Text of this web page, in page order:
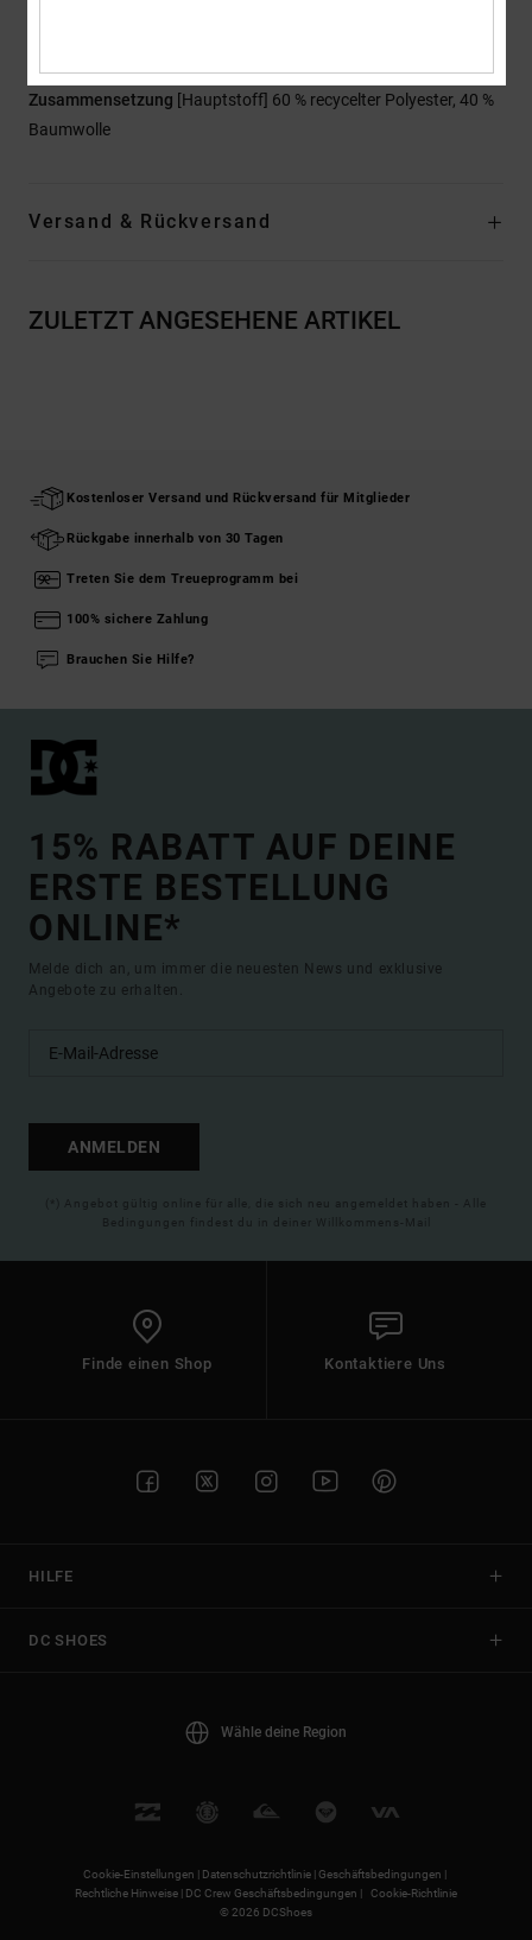
Zusammensetzung [Hauptstoff] 60 % recycelter Polyester, 40 %
Baumwolle
Versand & Rückversand
ZULETZT ANGESEHENE ARTIKEL
Kostenloser Versand und Rückversand für Mitglieder
Rückgabe innerhalb von 30 Tagen
Treten Sie dem Treueprogramm bei
100% sichere Zahlung
Brauchen Sie Hilfe?
15% RABATT AUF DEINE
ERSTE BESTELLUNG
ONLINE*
Melde dich an, um immer die neuesten News und exklusive
Angebote zu erhalten.
ANMELDEN
(*) Angebot gültig online für alle, die sich neu angemeldet haben - Alle
Bedingungen findest du in deiner Willkommens-Mail
Finde einen Shop Kontaktiere Uns
HILFE
DC SHOES
Wähle deine Region
Cookie-Einstellungen | Datenschutzrichtlinie |Geschäftsbedingungen |
Rechtliche Hinweise | DC Crew Geschäftsbedingungen |
Cookie-Richtlinie
© 2026 DCShoes